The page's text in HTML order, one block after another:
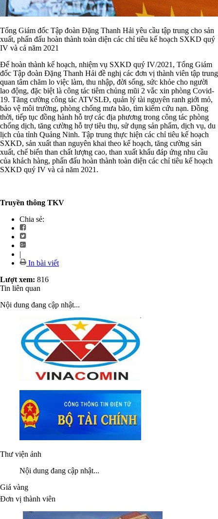
Tổng Giám đốc Tập đoàn Đặng Thanh Hải yêu cầu tập trung cho sản
xuất, phấn đấu hoàn thành toàn diện các chỉ tiêu kế hoạch SXKD quý
IV và cả năm 2021
Để hoàn thành kế hoạch, nhiệm vụ SXKD quý IV/2021, Tổng Giám
đốc Tập đoàn Đặng Thanh Hải đề nghị các đơn vị thành viên tập trung
quan tâm chăm lo việc làm, thu nhập, đời sống, sức khỏe cho người
lao động, đặc biệt là công tác tiêm chủng mũi 2 vắc xin phòng Covid-
19. Tăng cường công tác ATVSLĐ, quản lý tài nguyên ranh giới mỏ,
bảo vệ môi trường, phòng chống mưa bão, tìm kiếm cứu nạn. Đồng
thời, tiếp tục đồng hành hỗ trợ các địa phương trong công tác phòng
chống dịch, tăng cường hỗ trợ tiêu thụ, sử dụng sản phẩm, dịch vụ, du
lịch của tỉnh Quảng Ninh. Tập trung thực hiện các chỉ tiêu kế hoạch
SXKD, sản xuất than nguyên khai theo kế hoạch, tăng cường sản
xuất, chế biến than chất lượng cao, than xuất khẩu đáp ứng nhu cầu
của khách hàng, phấn đấu hoàn thành toàn diện các chỉ tiêu kế hoạch
SXKD quý IV và cả năm 2021.
Truyền thông TKV
Chia sẻ:
|
In bài viết
Lượt xem: 816
Tin liên quan
Nội dung đang cập nhật...
Thư viện ảnh
Nội dung đang cập nhật...
Giá vàng
Đơn vị thành viên